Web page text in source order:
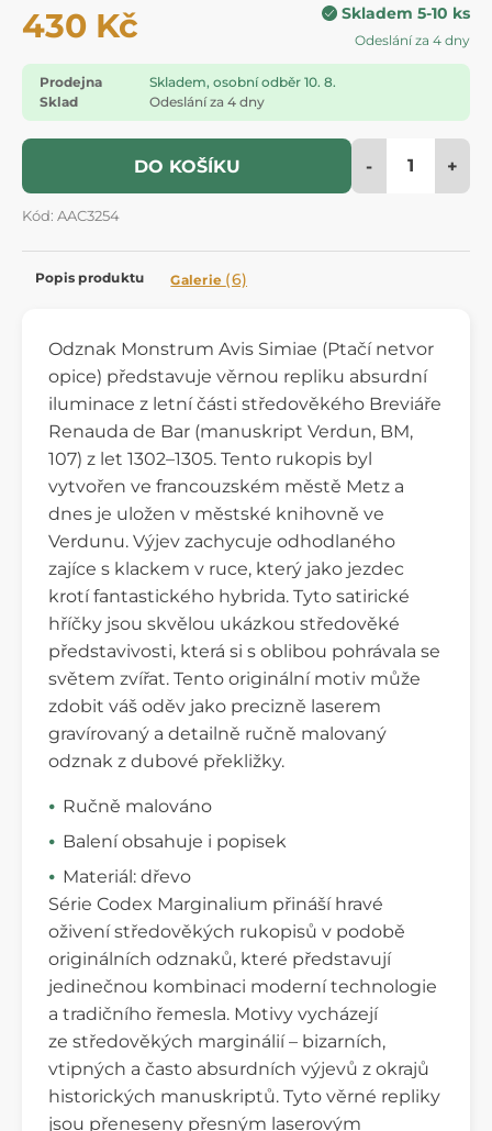
430 Kč Skladem 5-10 ks
Odeslání za 4 dny
Prodejna
Skladem, osobní odběr 10. 8.
Sklad
Odeslání za 4 dny
DO KOŠÍKU - +
Kód: AAC3254
Popis produktu Galerie (6)
Odznak Monstrum Avis Simiae (Ptačí netvor
opice) představuje věrnou repliku absurdní
iluminace z letní části středověkého Breviáře
Renauda de Bar (manuskript Verdun, BM,
107) z let 1302–1305. Tento rukopis byl
vytvořen ve francouzském městě Metz a
dnes je uložen v městské knihovně ve
Verdunu. Výjev zachycuje odhodlaného
zajíce s klackem v ruce, který jako jezdec
krotí fantastického hybrida. Tyto satirické
hříčky jsou skvělou ukázkou středověké
představivosti, která si s oblibou pohrávala se
světem zvířat. Tento originální motiv může
zdobit váš oděv jako precizně laserem
gravírovaný a detailně ručně malovaný
odznak z dubové překližky.
Ručně malováno
Balení obsahuje i popisek
Materiál: dřevo
Série Codex Marginalium přináší hravé
oživení středověkých rukopisů v podobě
originálních odznaků, které představují
jedinečnou kombinaci moderní technologie
a tradičního řemesla. Motivy vycházejí
ze středověkých marginálií – bizarních,
vtipných a často absurdních výjevů z okrajů
historických manuskriptů. Tyto věrné repliky
jsou přeneseny přesným laserovým